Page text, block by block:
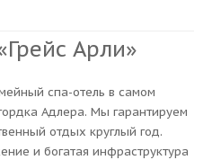
Арли»
спа-отель в самом
Адлера. Мы гарантируем
отдых круглый год.
и богатая инфраструктура